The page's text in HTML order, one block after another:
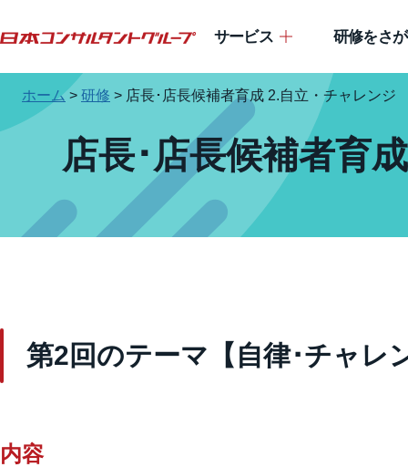
サービス 研修をさ
ホーム> 研修 > 店長･店長候補者育成 2.自立・チャレンジ
店長･店長候補者育
第2回のテーマ 【自律･チャ
内容